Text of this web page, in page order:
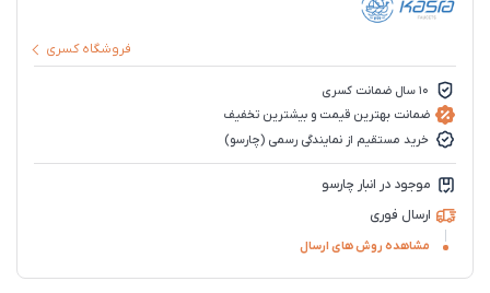
فروشگاه کسری
10 سال ضمانت کسری
ضمانت بهترین قیمت و بیشترین تخفیف
خرید مستقیم از نمایندگی رسمی (چارسو)
موجود در انبار چارسو
ارسال فوری
مشاهده روش های ارسال